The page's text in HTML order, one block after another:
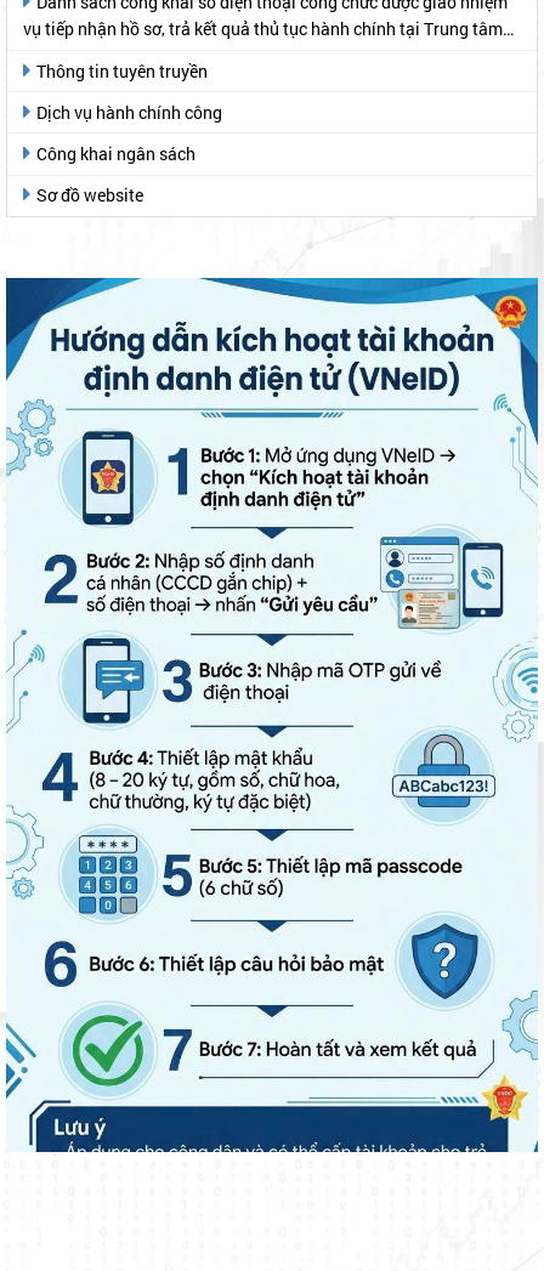
vụ tiếp nhận hồ sơ, trả kết quả thủ tục hành chính tại Trung tâm
Thông tin tuyên truyền
Dịch vụ hành chính công
Công khai ngân sách
Sơ đồ website